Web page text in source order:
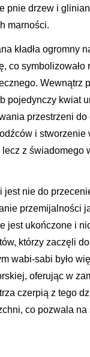
drzew i
marności.
kładła ogromny
co
Wewnątrz
pojedynczy kwiat
przestrzeni
i
z
nie do
przemijalności
ukończone i
którzy zaczęli
wabi-sabi było
oferując w
czerpią z tego
co pozwala